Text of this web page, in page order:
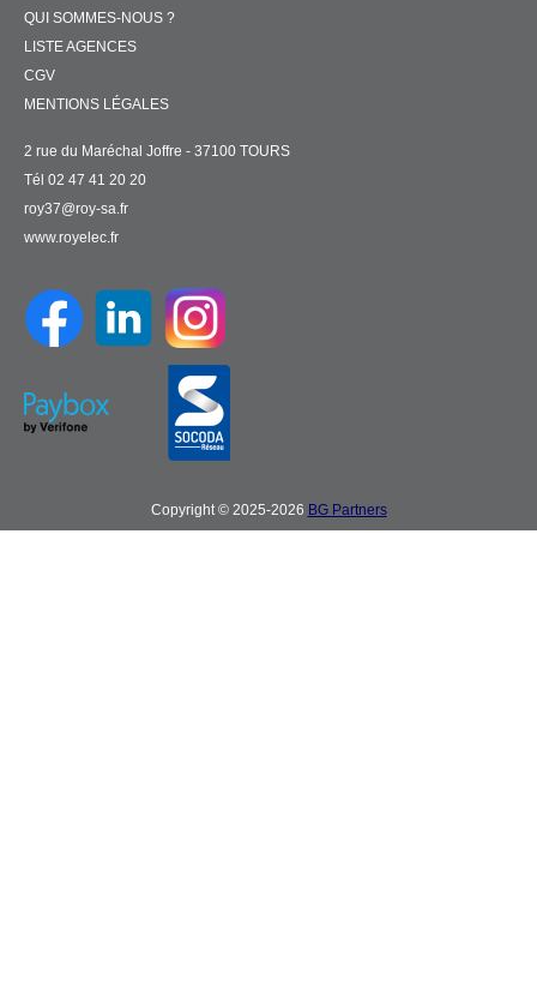
QUI SOMMES-NOUS ?
LISTE AGENCES
CGV
MENTIONS LÉGALES
2 rue du Maréchal Joffre - 37100 TOURS
Tél 02 47 41 20 20
roy37@roy-sa.fr
www.royelec.fr
Copyright © 2025-2026 BG Partners